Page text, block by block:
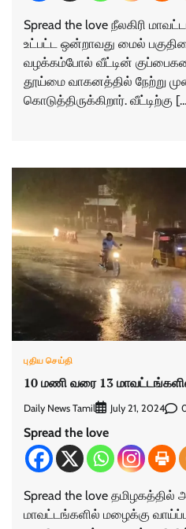
Spread the love நீலகிரி
உட்பட்ட ஒன்றாவது மைல்
வழக்கம்போல் வீட்டின்
தூய்மை வாகனத்தில் நேற்று
கொடுத்திருக்கிறார். வீட்டிற்கு
புதிய செய்தி
10 மணி வரை 13
Daily News Tamil July 21, 2024
Spread the love
Spread the love தமிழகத்தில்
மாவட்டங்களில் மழைக்கு